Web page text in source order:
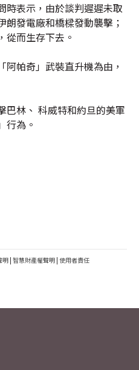
時表示，由於談判遲遲未取
發電廠和橋樑發動襲擊；
從而生存下去。
帕奇」武裝直升機為由，
巴林、 科威特和約旦的美軍
行為。
明 | 智慧財產權聲明 | 使用者責任